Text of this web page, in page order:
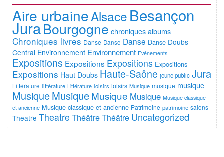
Aire urbaineAlsace Besançon
JuraBourgogne chroniques albums
Chroniques livres Danse Danse Danse Danse Doubs
Central Environnement Environnement Evénements
Expositions Expositions Expositions Expositions
Expositions Haut Doubs Haute-Saône jeune public Jura
Littérature littérature Littérature loisirs loisirs Musique musique musique
MusiqueMusiqueMusique Musique Musique classique
et ancienne Musique classique et ancienne Patrimoine patrimoine salons
Theatre Theatre ThéâtreThéâtre Uncategorized